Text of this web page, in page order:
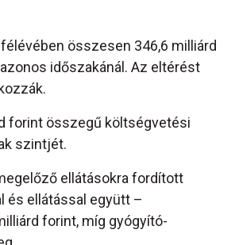
összesen 346,6 milliárd
időszakánál. Az eltérést
forint összegű költségvetési
szintjét.
ellátásokra fordított
és ellátással együtt –
forint, míg gyógyító-